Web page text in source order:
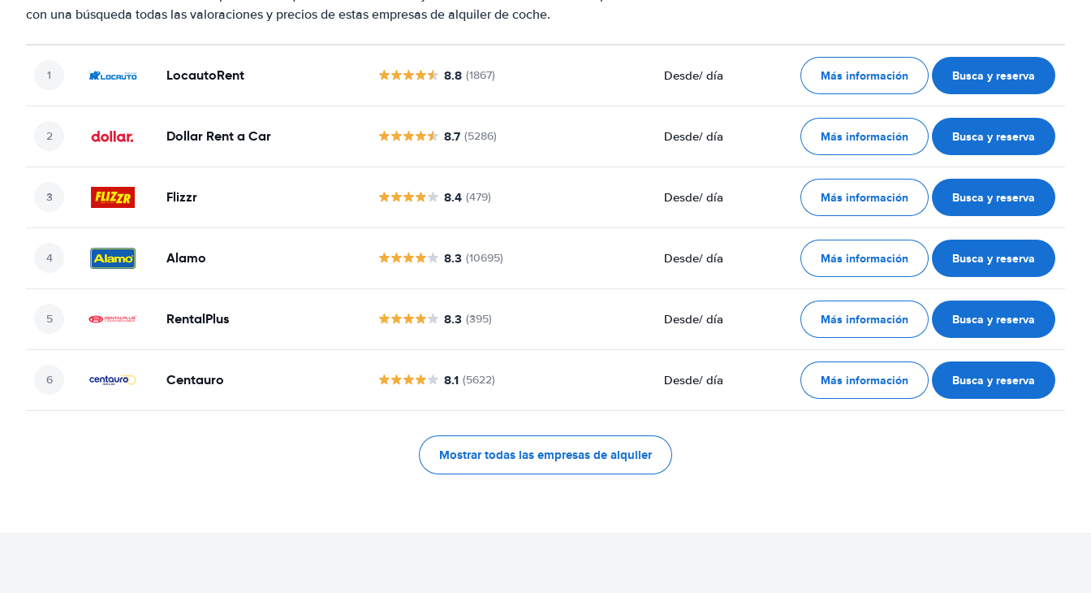
con una búsqueda todas las valoraciones y precios de estas empresas de alquiler de coche.
LocautoRent 8.8 (1867) Desde/ día Más información Busca y reserva
Dollar Rent a Car 8.7 (5286) Desde/ día Más información Busca y reserva
Flizzr 8.4 (479) Desde/ día Más información Busca y reserva
Alamo 8.3 (10695) Desde/ día Más información Busca y reserva
RentalPlus 8.3 (395) Desde/ día Más información Busca y reserva
Centauro 8.1 (5622) Desde/ día Más información Busca y reserva
Mostrar todas las empresas de alquiler